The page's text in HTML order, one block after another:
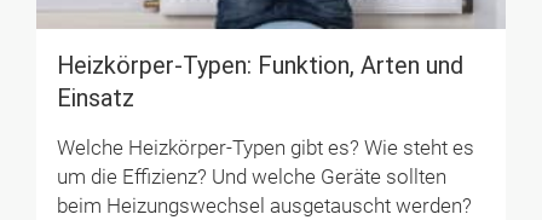
Heizkörper-Typen: Funktion, Arten und
Einsatz
Welche Heizkörper-Typen gibt es? Wie steht es
um die Effizienz? Und welche Geräte sollten
beim Heizungswechsel ausgetauscht werden?